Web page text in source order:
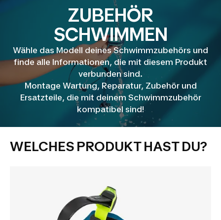
ZUBEHÖR
SCHWIMMEN
Wähle das Modell deines Schwimmzubehörs und
finde alle Informationen, die mit diesem Produkt
verbunden sind.
Montage Wartung, Reparatur, Zubehör und
Ersatzteile, die mit deinem Schwimmzubehör
kompatibel sind!
WELCHES PRODUKT HAST DU?